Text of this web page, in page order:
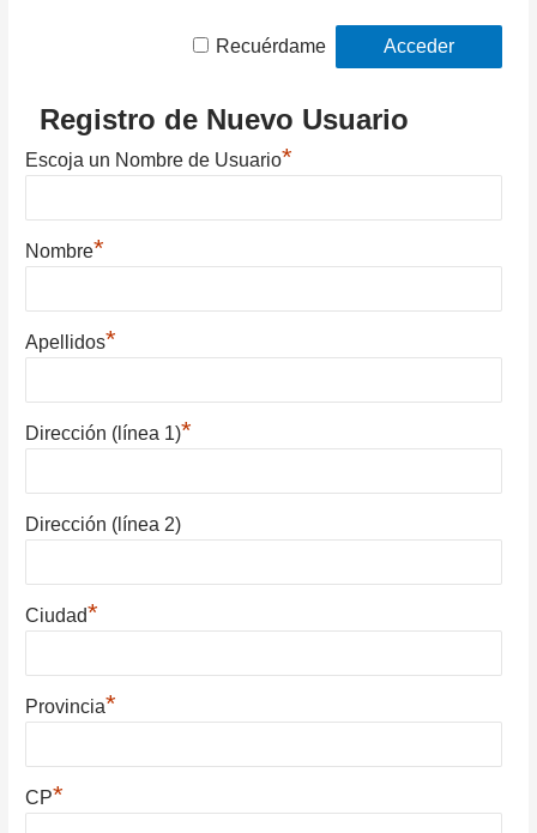
Recuérdame
Registro de Nuevo Usuario
Escoja un Nombre de Usuario*
Nombre*
Apellidos*
Dirección (línea 1)*
Dirección (línea 2)
Ciudad*
Provincia*
CP*